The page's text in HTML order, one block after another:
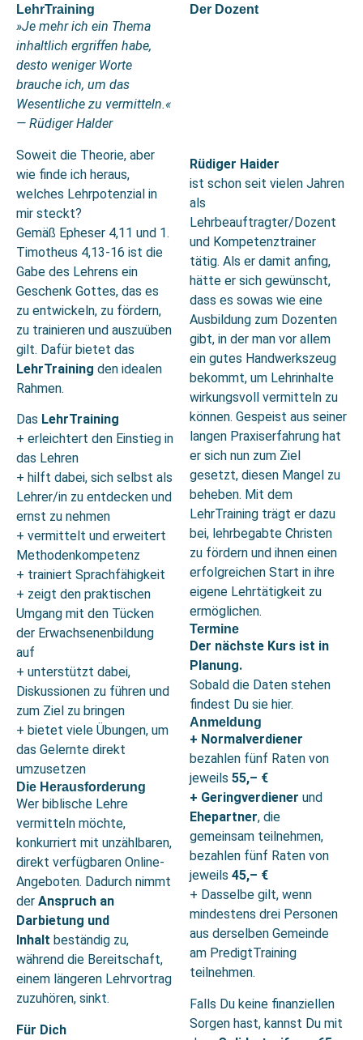
LehrTraining
»Je mehr ich ein Thema
inhaltlich ergriffen habe,
desto weniger Worte
brauche ich, um das
Wesentliche zu vermitteln.«
— RüdigerHalder
Soweit die Theorie, aber
wie finde ich heraus,
welches Lehrpotenzial in
mir steckt?
Gemäß Epheser 4,11 und 1.
Timotheus 4,13-16 ist die
Gabe des Lehrens ein
Geschenk Gottes, das es
zu entwickeln, zu fördern,
zu trainieren und auszuüben
gilt. Dafür bietet das
LehrTraining den idealen
Rahmen.
Das LehrTraining
+ erleichtert den Einstieg in
das Lehren
+ hilft dabei, sich selbst als
Lehrer/in zu entdecken und
ernst zu nehmen
+ vermittelt und erweitert
Methodenkompetenz
+ trainiert Sprachfähigkeit
+ zeigt den praktischen
Umgang mit den Tücken
der Erwachsenenbildung
auf
+ unterstützt dabei,
Diskussionen zu führen und
zum Ziel zu bringen
+ bietet viele Übungen, um
das Gelernte direkt
umzusetzen
Die Herausforderung
Wer biblische Lehre
vermitteln möchte,
konkurriert mit unzählbaren,
direkt verfügbaren Online-
Angeboten. Dadurch nimmt
der Anspruch an
Darbietung und
Inhalt beständig zu,
während die Bereitschaft,
einem längeren Lehrvortrag
zuzuhören, sinkt.
Für Dich
Der Dozent
Rüdiger Haider
ist schon seit vielen Jahren
als
Lehrbeauftragter/Dozent
und Kompetenztrainer
tätig. Als er damit anfing,
hätte er sich gewünscht,
dass es sowas wie eine
Ausbildung zum Dozenten
gibt, in der man vor allem
ein gutes Handwerkszeug
bekommt, um Lehrinhalte
wirkungsvoll vermitteln zu
können. Gespeist aus seiner
langen Praxiserfahrung hat
er sich nun zum Ziel
gesetzt, diesen Mangel zu
beheben. Mit dem
LehrTraining trägt er dazu
bei, lehrbegabte Christen
zu fördern und ihnen einen
erfolgreichen Start in ihre
eigene Lehrtätigkeit zu
ermöglichen.
Termine
Der nächste Kurs ist in
Planung.
Sobald die Daten stehen
findest Du sie hier.
Anmeldung
+ Normalverdiener
bezahlen fünf Raten von
jeweils 55,– €
+ Geringverdiener und
Ehepartner, die
gemeinsam teilnehmen,
bezahlen fünf Raten von
jeweils 45,– €
+ Dasselbe gilt, wenn
mindestens drei Personen
aus derselben Gemeinde
am PredigtTraining
teilnehmen.
Falls Du keine finanziellen
Sorgen hast, kannst Du mit